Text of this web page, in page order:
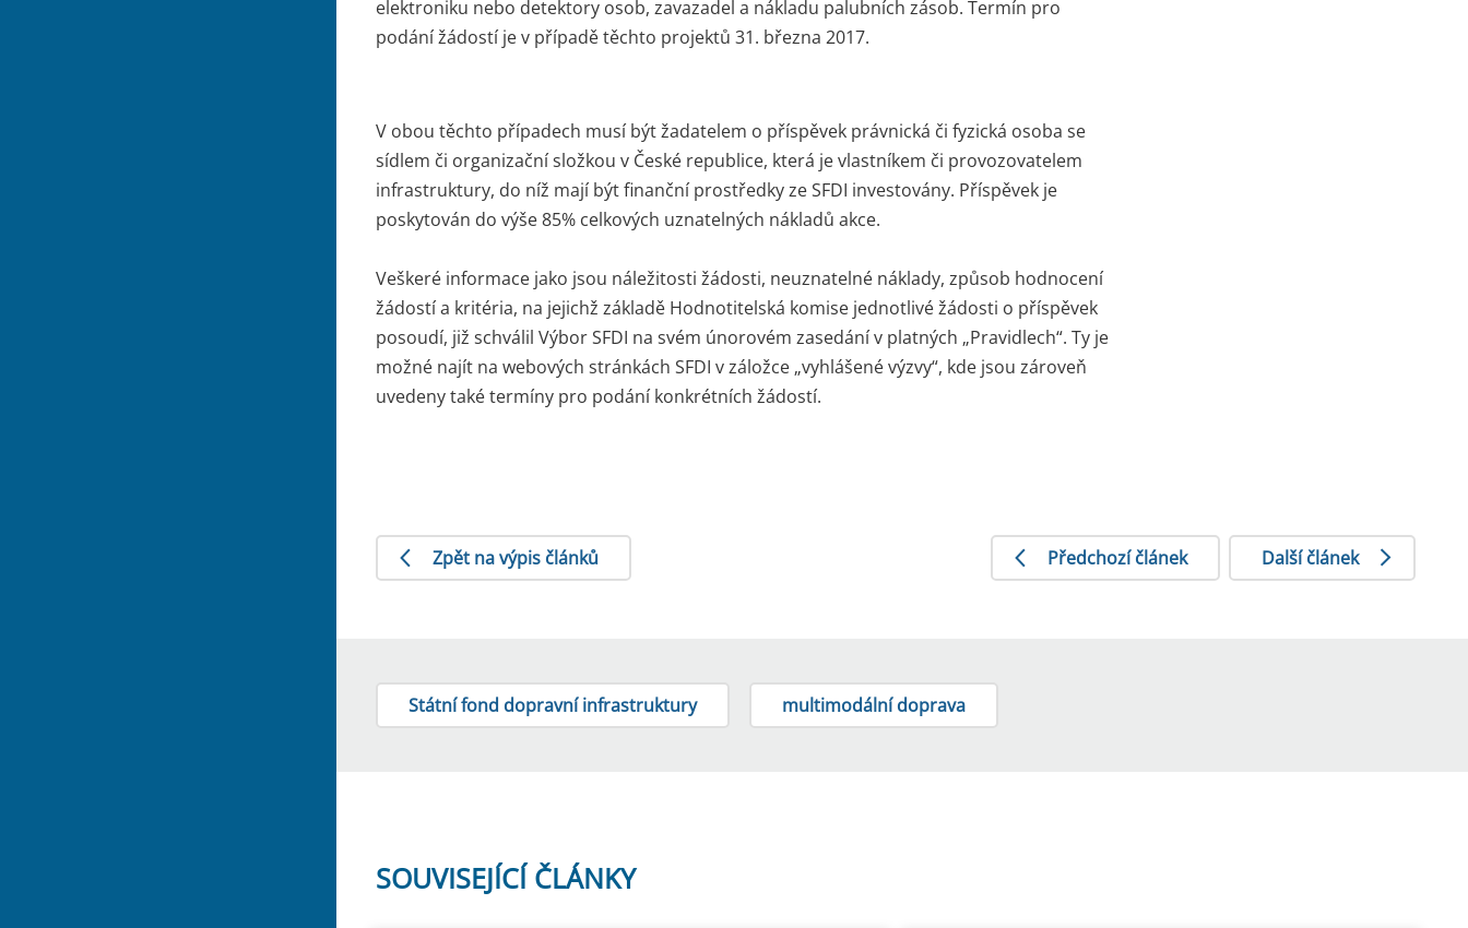
elektroniku nebo detektory osob, zavazadel a nákladu palubních zásob. Termín pro
podání žádostí je v případě těchto projektů 31. března 2017.
V obou těchto případech musí být žadatelem o příspěvek právnická či fyzická osoba se
sídlem či organizační složkou v České republice, která je vlastníkem či provozovatelem
infrastruktury, do níž mají být finanční prostředky ze SFDI investovány. Příspěvek je
poskytován do výše 85% celkových uznatelných nákladů akce.
Veškeré informace jako jsou náležitosti žádosti, neuznatelné náklady, způsob hodnocení
žádostí a kritéria, na jejichž základě Hodnotitelská komise jednotlivé žádosti o příspěvek
posoudí, již schválil Výbor SFDI na svém únorovém zasedání v platných „Pravidlech“. Ty je
možné najít na webových stránkách SFDI v záložce „vyhlášené výzvy“, kde jsou zároveň
uvedeny také termíny pro podání konkrétních žádostí.
Zpět na výpis článků Předchozí článek Další článek
Státní fond dopravní infrastruktury multimodální doprava
SOUVISEJÍCÍ ČLÁNKY